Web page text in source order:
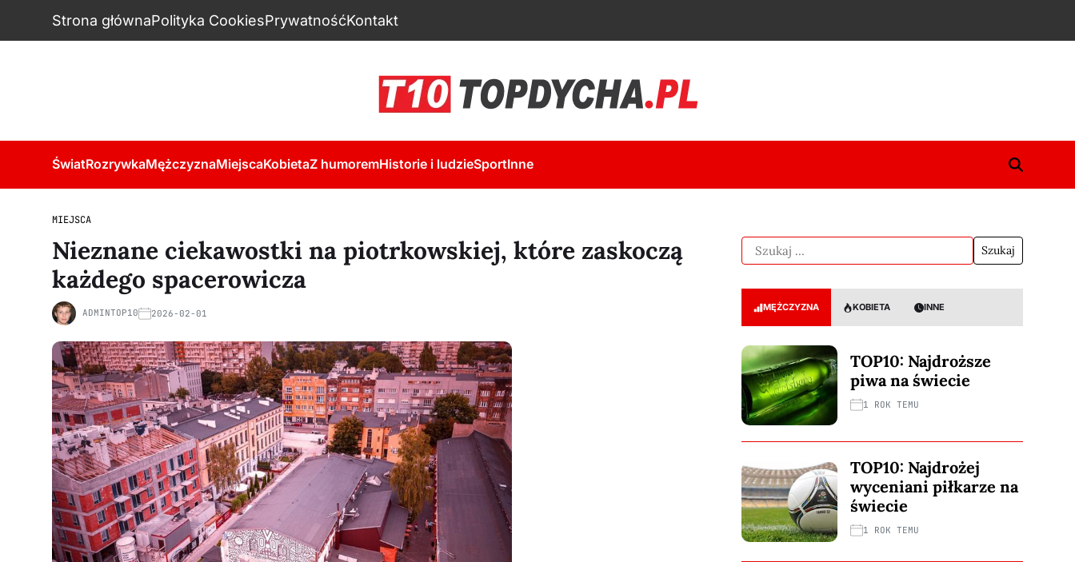
Strona głównaPolityka CookiesPrywatnośćKontakt
ŚwiatRozrywkaMężczyznaMiejscaKobietaZ humoremHistorie i ludzieSportInne
MIEJSCA
Nieznane ciekawostki na piotrkowskiej, które zaskoczą
każdego spacerowicza
ADMINTOP10 2026-02-01
MĘŻCZYZNA KOBIETA INNE
TOP10: Najdroższe
piwa na świecie
1 ROK TEMU
TOP10: Najdrożej
wyceniani piłkarze na
świecie
1 ROK TEMU